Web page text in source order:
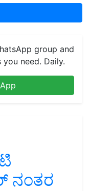
group and
need. Daily.
ನಂತರ